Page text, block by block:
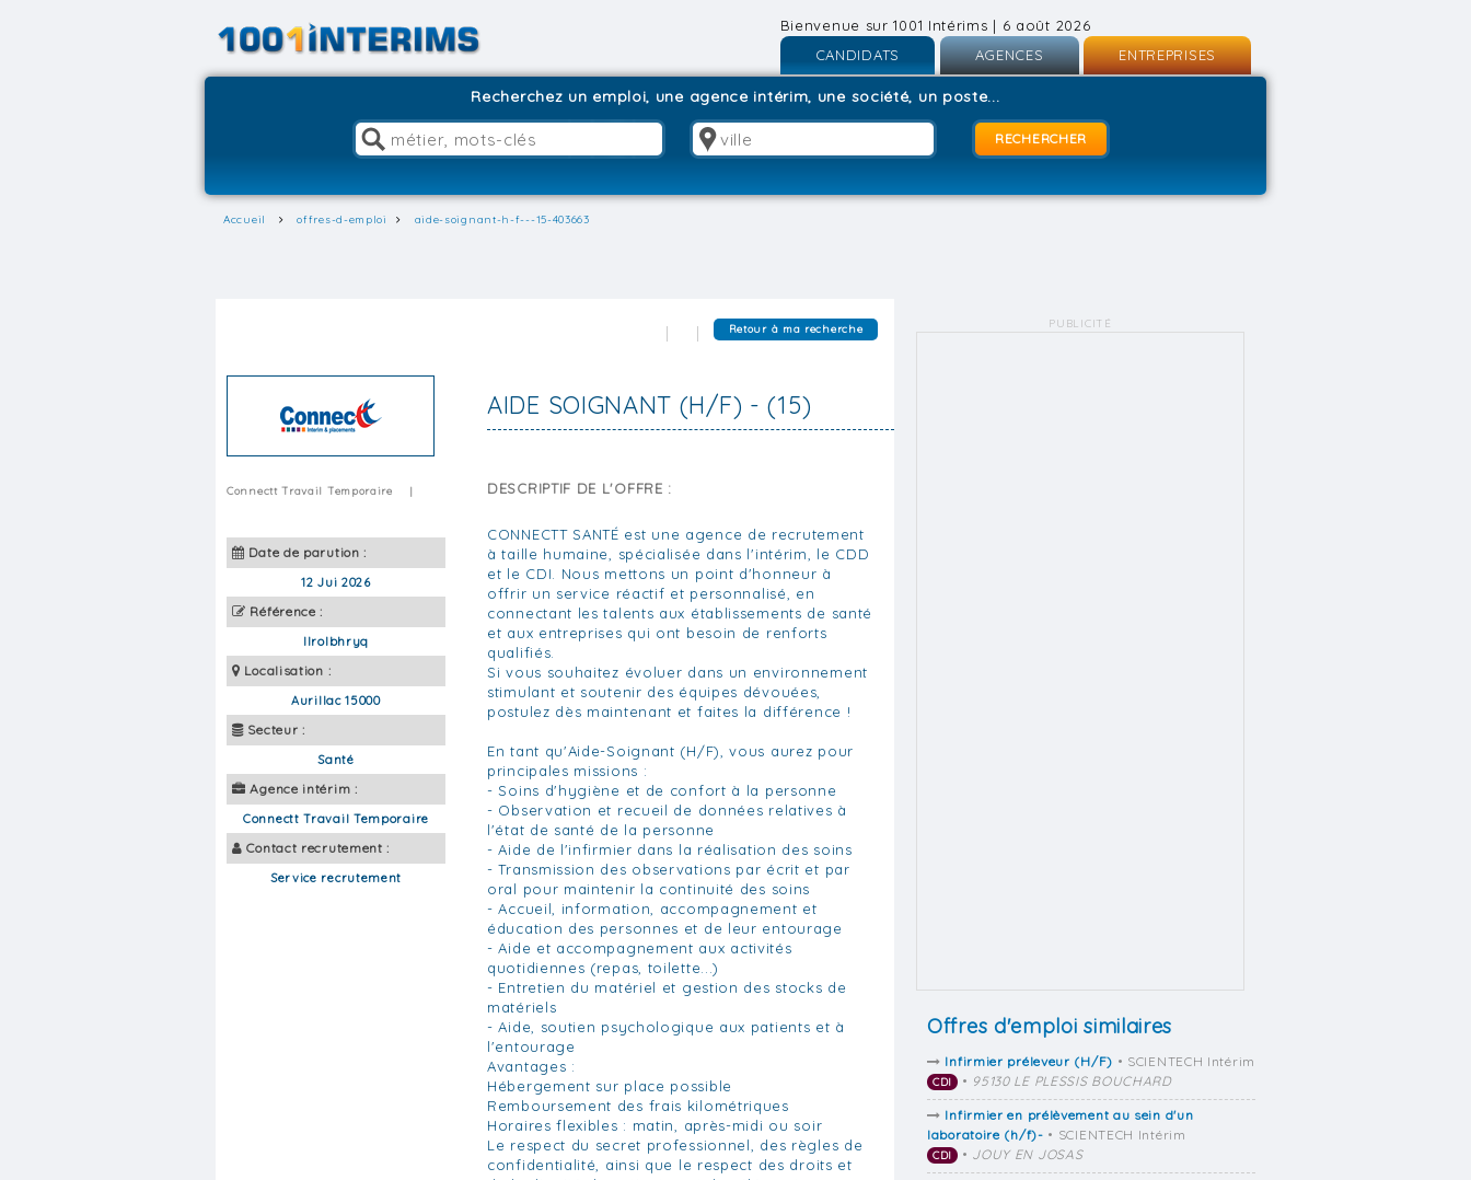
Bienvenue sur 1001 Intérims | 6 août 2026
CANDIDATS
Inscription
AGENCES
Inscription
Connexion
ENTREPRISES
Recherchez un emploi, une agence intérim, une société, un poste...
Accueil offres-d-emploi aide-soignant-h-f---15-403663
Retour à ma recherche
AIDE SOIGNANT (H/F) - (15)
Connectt Travail Temporaire |
Date de parution :
12 Jui 2026
Référence :
llrolbhryq
Localisation :
Aurillac 15000
Secteur :
Santé
Agence intérim :
Connectt Travail Temporaire
Contact recrutement :
Service recrutement
DESCRIPTIF DE L'OFFRE :
CONNECTT SANTÉ est une agence de recrutement
à taille humaine, spécialisée dans l'intérim, le CDD
et le CDI. Nous mettons un point d'honneur à
offrir un service réactif et personnalisé, en
connectant les talents aux établissements de santé
et aux entreprises qui ont besoin de renforts
qualifiés.
Si vous souhaitez évoluer dans un environnement
stimulant et soutenir des équipes dévouées,
postulez dès maintenant et faites la différence !
En tant qu'Aide-Soignant (H/F), vous aurez pour
principales missions :
- Soins d'hygiène et de confort à la personne
- Observation et recueil de données relatives à
l'état de santé de la personne
- Aide de l'infirmier dans la réalisation des soins
- Transmission des observations par écrit et par
oral pour maintenir la continuité des soins
- Accueil, information, accompagnement et
éducation des personnes et de leur entourage
- Aide et accompagnement aux activités
quotidiennes (repas, toilette...)
- Entretien du matériel et gestion des stocks de
matériels
- Aide, soutien psychologique aux patients et à
l'entourage
Avantages :
Hébergement sur place possible
Remboursement des frais kilométriques
Horaires flexibles : matin, après-midi ou soir
Le respect du secret professionnel, des règles de
confidentialité, ainsi que le respect des droits et
PUBLICITÉ
Offres d'emploi similaires
Infirmier préleveur (H/F) • SCIENTECH Intérim
CDI • 95130 LE PLESSIS BOUCHARD
Infirmier en prélèvement au sein d'un
laboratoire (h/f)- • SCIENTECH Intérim
CDI • JOUY EN JOSAS